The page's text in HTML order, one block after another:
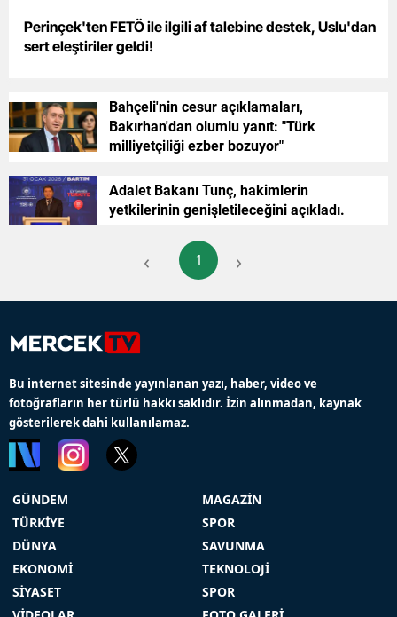
Perinçek'ten FETÖ ile ilgili af talebine destek, Uslu'dan
sert eleştiriler geldi!
Bahçeli'nin cesur açıklamaları,
Bakırhan'dan olumlu yanıt: "Türk
milliyetçiliği ezber bozuyor"
Adalet Bakanı Tunç, hakimlerin
yetkilerinin genişletileceğini açıkladı.
‹ 1 ›
Bu internet sitesinde yayınlanan yazı, haber, video ve
fotoğrafların her türlü hakkı saklıdır. İzin alınmadan, kaynak
gösterilerek dahi kullanılamaz.
GÜNDEM
TÜRKİYE
DÜNYA
EKONOMİ
SİYASET
MAGAZİN
SPOR
SAVUNMA
TEKNOLOJİ
SPOR